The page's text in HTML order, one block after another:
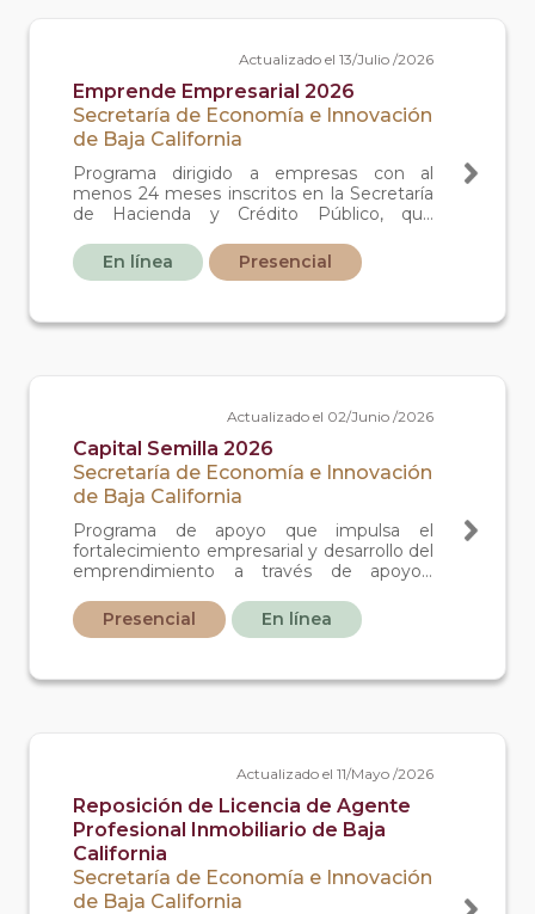
Actualizado el 13/Julio /2026
Emprende Empresarial 2026
Secretaría de Economía e Innovación
de Baja California
Programa dirigido a empresas con al
menos 24 meses inscritos en la Secretaría
de Hacienda y Crédito Público, que
un proyecto con viabilidad técnica,
financiera y comercial para el crecimiento e
En línea Presencial
Actualizado el 02/Junio /2026
Capital Semilla 2026
Secretaría de Economía e Innovación
de Baja California
Programa de apoyo que impulsa el
fortalecimiento empresarial y desarrollo del
emprendimiento a través de apoyos,
de un modelo de negocio y su
formalización.
Presencial En línea
Actualizado el 11/Mayo /2026
Reposición de Licencia de Agente
Profesional Inmobiliario de Baja
California
Secretaría de Economía e Innovación
de Baja California